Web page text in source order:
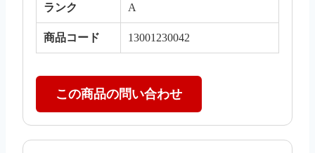
ランク A
商品コード 13001230042
この商品の問い合わせ